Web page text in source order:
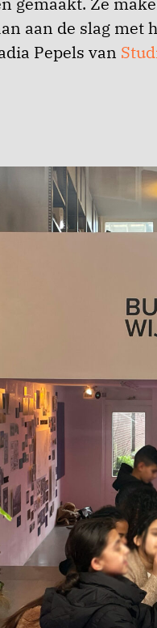
aan de slag met
Pepels van